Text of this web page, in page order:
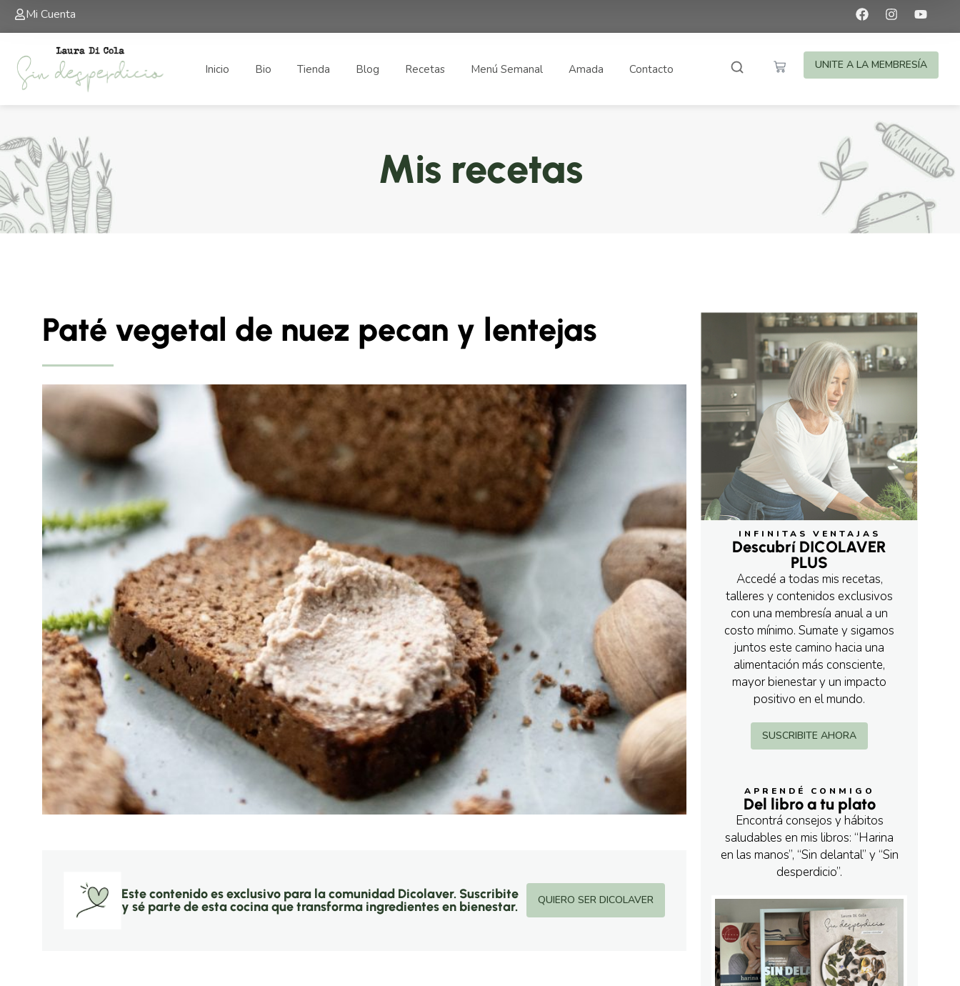
Mi Cuenta
Inicio Bio Tienda Blog Recetas Menú Semanal Amada Contacto UNITE A LA MEMBRESÍA
Mis recetas
Paté vegetal de nuez pecan y lentejas
Este contenido es exclusivo para la comunidad Dicolaver. Suscribite
y sé parte de esta cocina que transforma ingredientes en bienestar.
QUIERO SER DICOLAVER
INFINITAS VENTAJAS
Descubrí DICOLAVER
PLUS
Accedé a todas mis recetas,
talleres y contenidos exclusivos
con una membresía anual a un
costo mínimo. Sumate y sigamos
juntos este camino hacia una
alimentación más consciente,
mayor bienestar y un impacto
positivo en el mundo.
SUSCRIBITE AHORA
APRENDÉ CONMIGO
Del libro a tu plato
Encontrá consejos y hábitos
saludables en mis libros: “Harina
en las manos”, “Sin delantal” y “Sin
desperdicio”.